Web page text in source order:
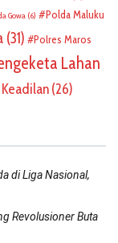
Gowa (6)
Polda Maluku
(31)
Polres Maros
Lahan
(26)
di Liga Nasional,
Revolusioner Buta